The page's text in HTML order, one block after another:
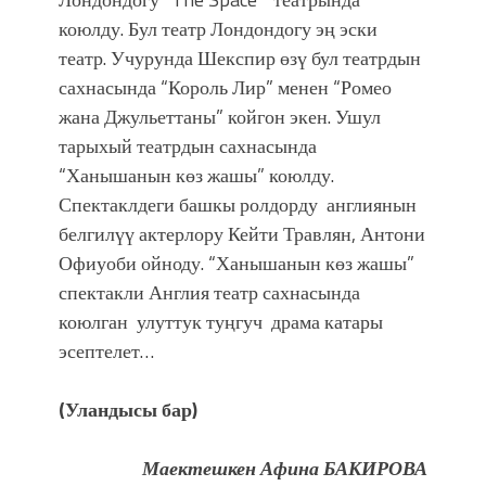
коюлду. Бул театр Лондондогу эң эски
театр. Учурунда Шекспир өзү бул театрдын
сахнасында “Король Лир” менен “Ромео
жана Джульеттаны” койгон экен. Ушул
тарыхый театрдын сахнасында
“Ханышанын көз жашы” коюлду.
Спектаклдеги башкы ролдорду англиянын
белгилүү актерлору Кейти Травлян, Антони
Офиуоби ойноду. “Ханышанын көз жашы”
спектакли Англия театр сахнасында
коюлган улуттук туңгуч драма катары
эсептелет…
(Уландысы бар)
Маектешкен Афина БАКИРОВА